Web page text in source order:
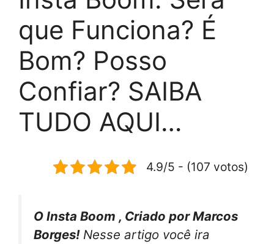
que Funciona? É
Bom? Posso
Confiar? SAIBA
TUDO AQUI…
4.9/5 - (107 votos)
O Insta Boom , Criado por Marcos
Borges! Nesse artigo você ira